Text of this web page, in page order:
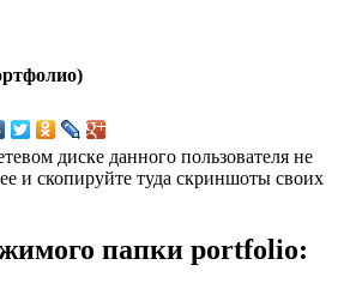
диске данного пользователя не
и скопируйте туда скриншоты своих
папки port­fo­lio: